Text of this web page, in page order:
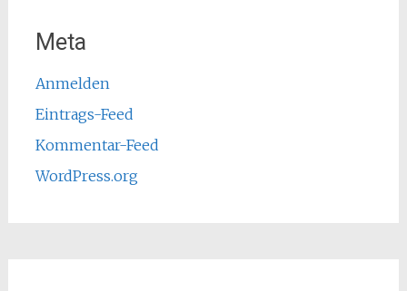
Meta
Anmelden
Eintrags-Feed
Kommentar-Feed
WordPress.org